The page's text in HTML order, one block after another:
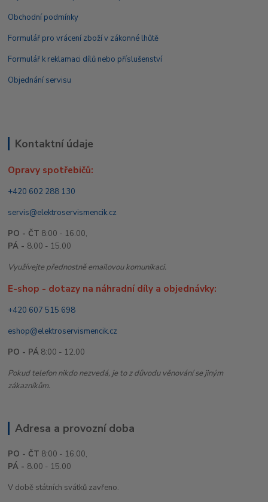
Obchodní podmínky
Formulář pro vrácení zboží v zákonné lhůtě
Formulář k reklamaci dílů nebo příslušenství
Objednání servisu
Kontaktní údaje
Opravy spotřebičů:
+420 602 288 130
servis@elektroservismencik.cz
PO - ČT 8:00 - 16.00,
PÁ - 8.00 - 15.00
Využívejte přednostně emailovou komunikaci.
E-shop - dotazy na náhradní díly a objednávky:
+420 607 515 698
eshop@elektroservismencik.cz
PO - PÁ 8:00 - 12.00
Pokud telefon nikdo nezvedá, je to z důvodu věnování se jiným
zákazníkům.
Adresa a provozní doba
PO - ČT 8:00 - 16.00,
PÁ - 8.00 - 15.00
V době státních svátků zavřeno.